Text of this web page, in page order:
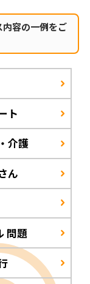
内容の一例をご
ト
介護
ん
問題